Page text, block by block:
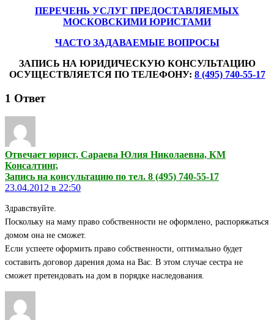
ПЕРЕЧЕНЬ УСЛУГ ПРЕДОСТАВЛЯЕМЫХ
МОСКОВСКИМИ ЮРИСТАМИ
ЧАСТО ЗАДАВАЕМЫЕ ВОПРОСЫ
ЗАПИСЬ НА ЮРИДИЧЕСКУЮ КОНСУЛЬТАЦИЮ
ОСУЩЕСТВЛЯЕТСЯ ПО ТЕЛЕФОНУ: 8 (495) 740-55-17
1 Ответ
Отвечает юрист, Сараева Юлия Николаевна, КМ
Консалтинг,
Запись на консультацию по тел. 8 (495) 740-55-17
23.04.2012 в 22:50
Здравствуйте.
Поскольку на маму право собственности не оформлено, распоряжаться
домом она не сможет.
Если успеете оформить право собственности, оптимально будет
составить договор дарения дома на Вас. В этом случае сестра не
сможет претендовать на дом в порядке наследования.